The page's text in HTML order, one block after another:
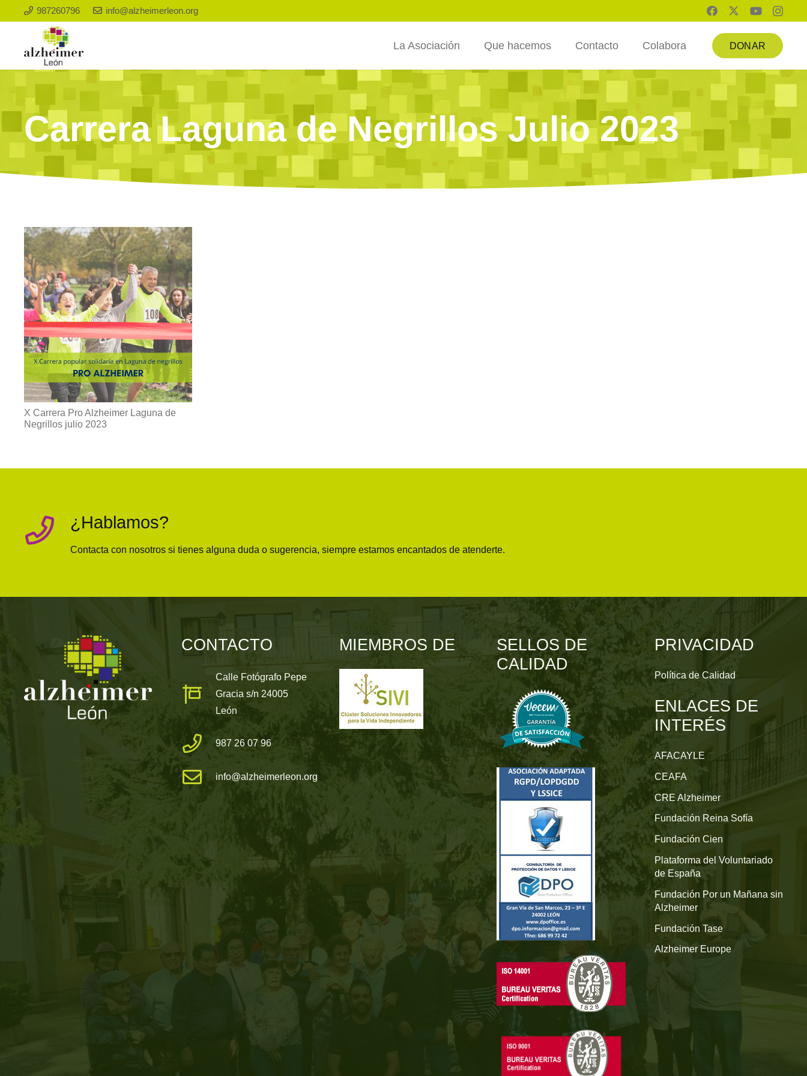
987260796 info@alzheimerleon.org
La Asociación Que hacemos Contacto Colabora DONAR
Carrera Laguna de Negrillos Julio 2023
X Carrera Pro Alzheimer Laguna de
Negrillos julio 2023
¿Hablamos?
Contacta con nosotros si tienes alguna duda o sugerencia, siempre estamos encantados de atenderte.
CONTACTO
Calle Fotógrafo Pepe
Gracia s/n 24005
León
987 26 07 96
info@alzheimerleon.org
MIEMBROS DE
SELLOS DE
CALIDAD
PRIVACIDAD
Política de Calidad
ENLACES DE
INTERÉS
AFACAYLE
CEAFA
CRE Alzheimer
Fundación Reina Sofía
Fundación Cien
Plataforma del Voluntariado
de España
Fundación Por un Mañana sin
Alzheimer
Fundación Tase
Alzheimer Europe